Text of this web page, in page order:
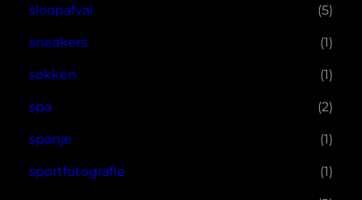
sloopafval (5)
sneakers (1)
sokken (1)
spa (2)
spanje (1)
sportfotografie (1)